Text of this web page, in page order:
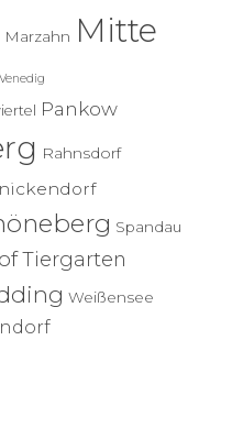
Marzahn Mitte
Pankow
Rahnsdorf
Spandau
Tiergarten
Weißensee